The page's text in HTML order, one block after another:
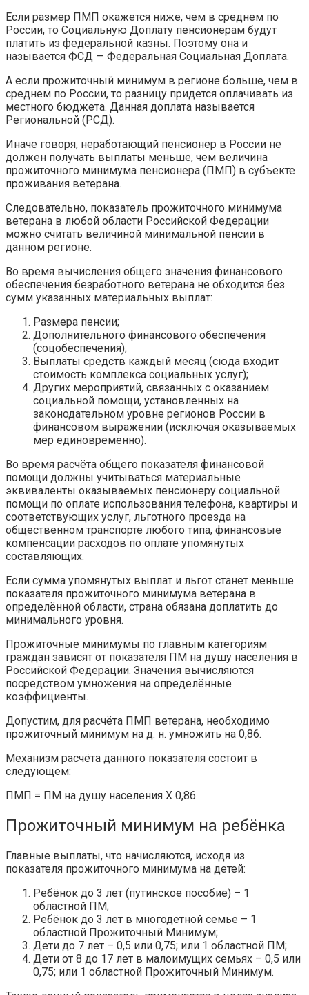
Если размер ПМП окажется ниже, чем в среднем по
России, то Социальную Доплату пенсионерам будут
платить из федеральной казны. Поэтому она и
называется ФСД — Федеральная Социальная Доплата.
А если прожиточный минимум в регионе больше, чем в
среднем по России, то разницу придется оплачивать из
местного бюджета. Данная доплата называется
Региональной (РСД).
Иначе говоря, неработающий пенсионер в России не
должен получать выплаты меньше, чем величина
прожиточного минимума пенсионера (ПМП) в субъекте
проживания ветерана.
Следовательно, показатель прожиточного минимума
ветерана в любой области Российской Федерации
можно считать величиной минимальной пенсии в
данном регионе.
Во время вычисления общего значения финансового
обеспечения безработного ветерана не обходится без
сумм указанных материальных выплат:
Размера пенсии;
Дополнительного финансового обеспечения
(соцобеспечения);
Выплаты средств каждый месяц (сюда входит
стоимость комплекса социальных услуг);
Других мероприятий, связанных с оказанием
социальной помощи, установленных на
законодательном уровне регионов России в
финансовом выражении (исключая оказываемых
мер единовременно).
Во время расчёта общего показателя финансовой
помощи должны учитываться материальные
эквиваленты оказываемых пенсионеру социальной
помощи по оплате использования телефона, квартиры и
соответствующих услуг, льготного проезда на
общественном транспорте любого типа, финансовые
компенсации расходов по оплате упомянутых
составляющих.
Если сумма упомянутых выплат и льгот станет меньше
показателя прожиточного минимума ветерана в
определённой области, страна обязана доплатить до
минимального уровня.
Прожиточные минимумы по главным категориям
граждан зависят от показателя ПМ на душу населения в
Российской Федерации. Значения вычисляются
посредством умножения на определённые
коэффициенты.
Допустим, для расчёта ПМП ветерана, необходимо
прожиточный минимум на д. н. умножить на 0,86.
Механизм расчёта данного показателя состоит в
следующем:
ПМП = ПМ на душу населения X 0,86.
Прожиточный минимум на ребёнка
Главные выплаты, что начисляются, исходя из
показателя прожиточного минимума на детей:
Ребёнок до 3 лет (путинское пособие) – 1
областной ПМ;
Ребёнок до 3 лет в многодетной семье – 1
областной Прожиточный Минимум;
Дети до 7 лет – 0,5 или 0,75; или 1 областной ПМ;
Дети от 8 до 17 лет в малоимущих семьях – 0,5 или
0,75; или 1 областной Прожиточный Минимум.